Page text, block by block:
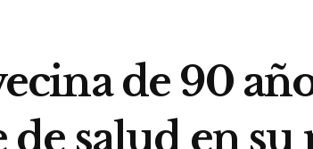
de 90
salud en